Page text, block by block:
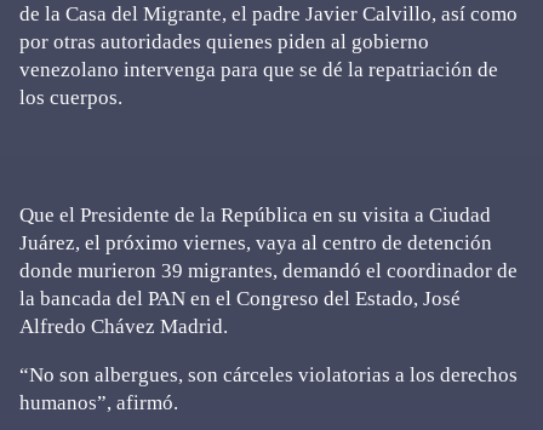
de la Casa del Migrante, el padre Javier Calvillo, así como
por otras autoridades quienes piden al gobierno
venezolano intervenga para que se dé la repatriación de
los cuerpos.
Que el Presidente de la República en su visita a Ciudad
Juárez, el próximo viernes, vaya al centro de detención
donde murieron 39 migrantes, demandó el coordinador de
la bancada del PAN en el Congreso del Estado, José
Alfredo Chávez Madrid.
“No son albergues, son cárceles violatorias a los derechos
humanos”, afirmó.